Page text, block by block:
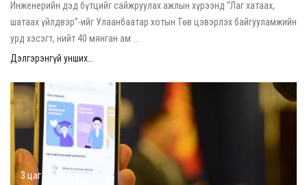
Инженерийн дэд бүтцийг сайжруулах ажлын хүрээнд “Лаг хатаах,
шатаах үйлдвэр”-ийг Улаанбаатар хотын Төв цэвэрлэх байгууламжийн
урд хэсэгт, нийт 40 мянган ам ...
Дэлгэрэнгүй унших...
3 цаг 18 минут